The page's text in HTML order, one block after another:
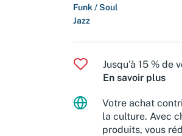
Funk / Soul
Jazz
Jusqu'à 15 % de
En savoir plus
Votre achat
la culture. Avec
produits, vous